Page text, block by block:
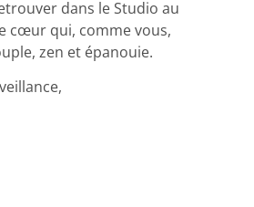
dans le Studio au
cœur qui, comme vous,
zen et épanouie.